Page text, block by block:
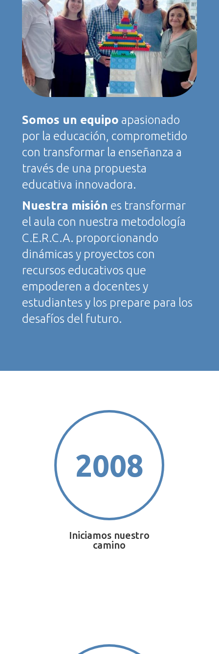
Somos un equipo apasionado
por la educación, comprometido
con transformar la enseñanza a
través de una propuesta
educativa innovadora.
Nuestra misión es transformar
el aula con nuestra metodología
C.E.R.C.A. proporcionando
dinámicas y proyectos con
recursos educativos que
empoderen a docentes y
estudiantes y los prepare para los
desafíos del futuro.
2008
Iniciamos nuestro
camino